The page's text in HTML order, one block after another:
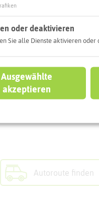
Autoroute finden
oder deaktivieren
Sie alle Dienste aktivieren oder
Ausgewählte
akzeptieren